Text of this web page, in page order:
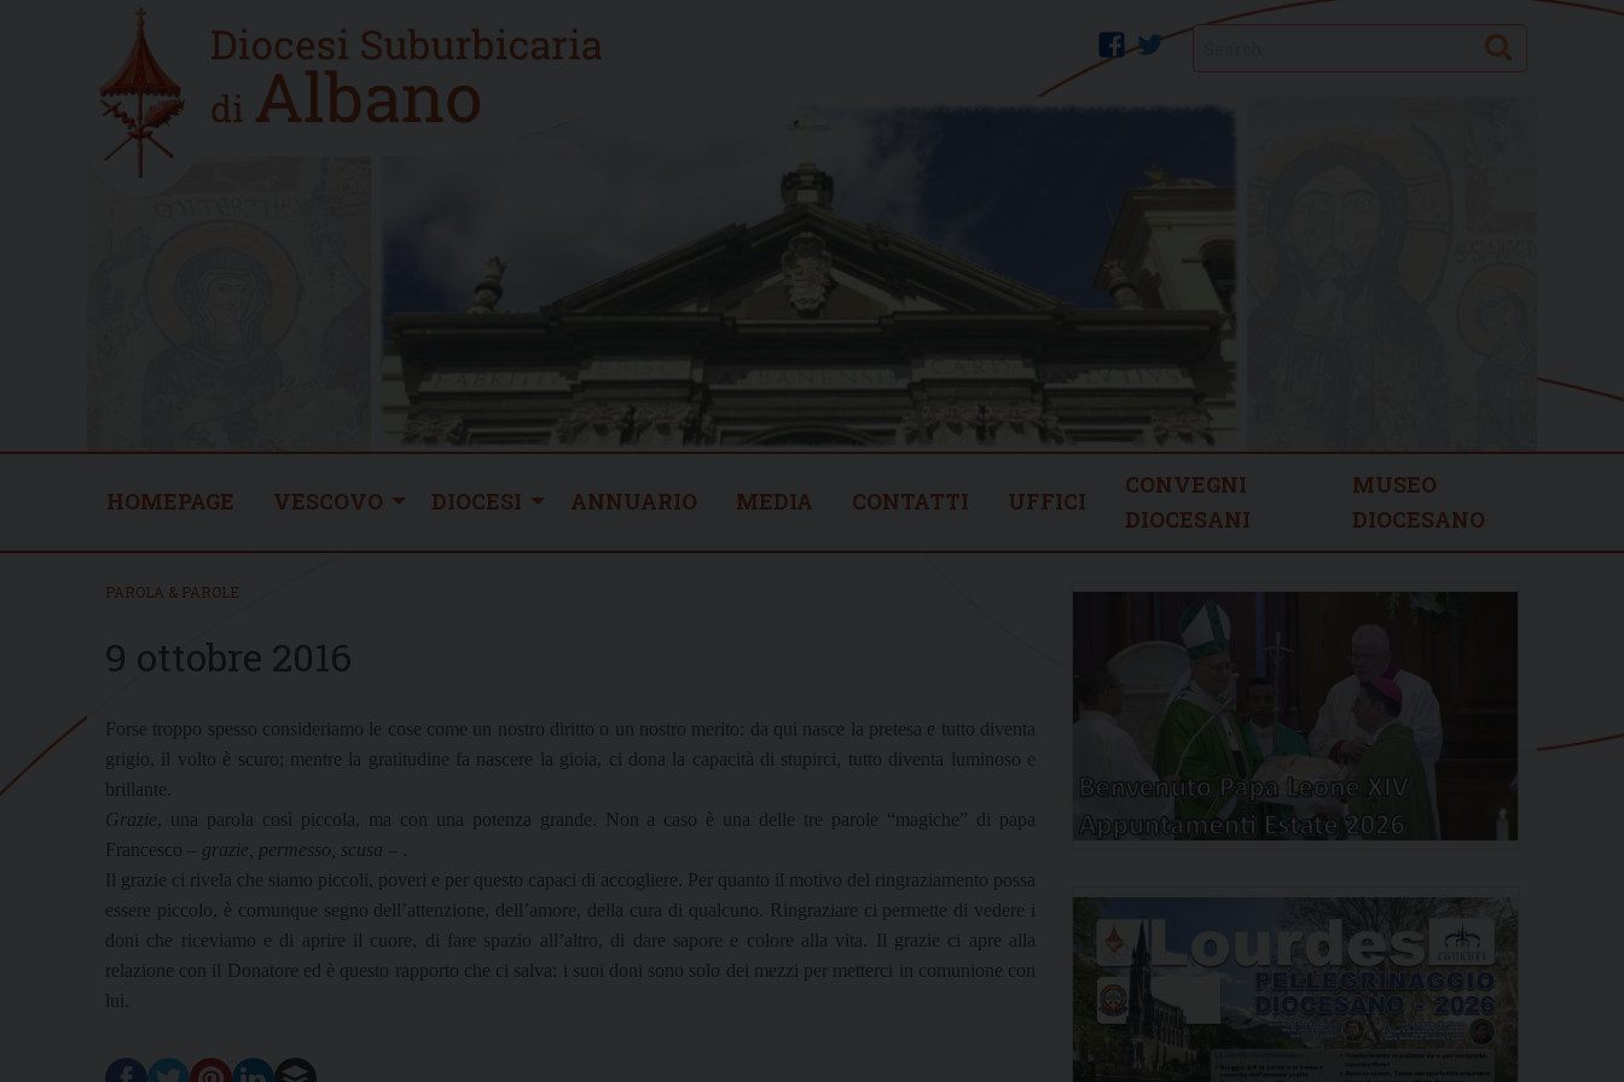
Home
new
twitter
facebook Search
HOMEPAGE VESCOVO DIOCESI ANNUARIO MEDIA CONTATTI UFFICI
CONVEGNI
DIOCESANI
MUSEO
DIOCESANO
PAROLA & PAROLE
9 ottobre 2016
Forse troppo spesso consideriamo le cose come un nostro diritto o un nostro merito: da qui nasce la pretesa e tutto diventa
grigio, il volto è scuro; mentre la gratitudine fa nascere la gioia, ci dona la capacità di stupirci, tutto diventa luminoso e
brillante.
Grazie, una parola così piccola, ma con una potenza grande. Non a caso è una delle tre parole “magiche” di papa
Francesco – grazie, permesso, scusa
Il grazie ci rivela che siamo piccoli, poveri e per questo capaci di accogliere. Per quanto il motivo del ringraziamento possa
essere piccolo, è comunque segno dell’attenzione, dell’amore, della cura di qualcuno. Ringraziare ci permette di vedere i
doni che riceviamo e di aprire il cuore, di fare spazio all’altro, di dare sapore e colore alla vita. Il grazie ci apre alla
relazione con il Donatore ed è questo rapporto che ci salva: i suoi doni sono solo dei mezzi per metterci in comunione con
lui.